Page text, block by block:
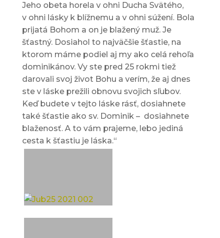
Jeho obeta horela v ohni Ducha Svätého,
v ohni lásky k blížnemu a v ohni súžení. Bola
prijatá Bohom a on je blažený muž. Je
šťastný. Dosiahol to najväčšie šťastie, na
ktorom máme podiel aj my ako celá rehoľa
dominikánov. Vy ste pred 25 rokmi tiež
darovali svoj život Bohu a verím, že aj dnes
ste v láske prežili obnovu svojich sľubov.
Keď budete v tejto láske rásť, dosiahnete
také šťastie ako sv. Dominik – dosiahnete
blaženosť. A to vám prajeme, lebo jediná
cesta k šťastiu je láska.“